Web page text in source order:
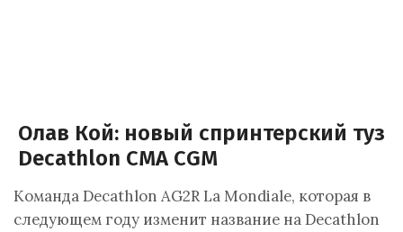
Олав Кой: новый спринтерский туз
Decathlon CMA CGM
Команда Decathlon AG2R La Mondiale, которая в
следующем году изменит название на Decathlon